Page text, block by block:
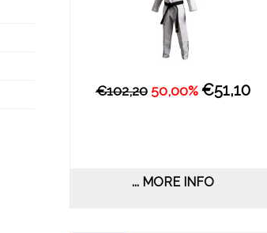
€102,20 50,00% €51,10
... MORE INFO